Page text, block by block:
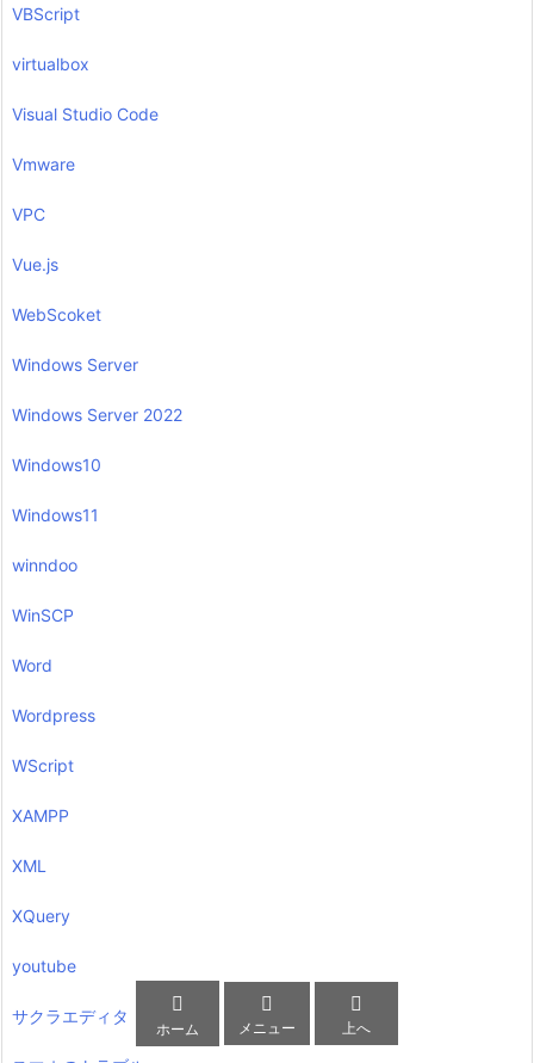
VBScript
virtualbox
Visual Studio Code
Vmware
VPC
Vue.js
WebScoket
Windows Server
Windows Server 2022
Windows10
Windows11
winndoo
WinSCP
Word
Wordpress
WScript
XAMPP
XML
XQuery
youtube
サクラエディタ

ホーム

メニュー

上へ